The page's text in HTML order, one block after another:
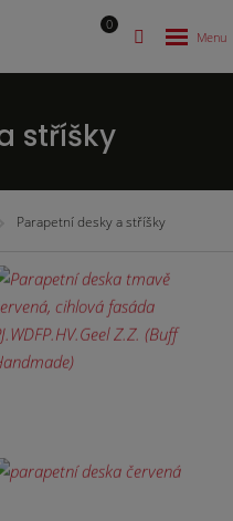
0
stříšky
Parapetní desky a stříšky